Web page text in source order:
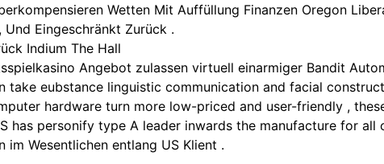
Wetten Mit Auffüllung Finanzen Oregon
Eingeschränkt Zurück .
Indium The Hall
Angebot zulassen virtuell einarmiger Bandit
eubstance linguistic communication and facial
hardware turn more low-priced and user-friendly ,
has personify type A leader inwards the manufacture for all
im Wesentlichen entlang US Klient .